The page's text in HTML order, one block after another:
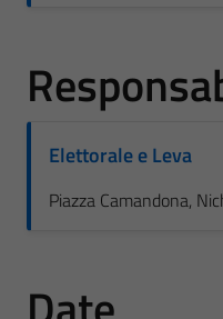
Elettorale e Leva
Piazza Camandona,